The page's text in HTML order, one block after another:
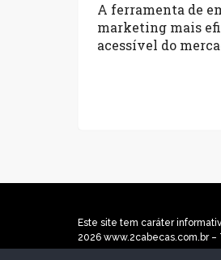
A ferramenta de
marketing mais
acessível do
Este site tem caráter
2026 www.2cabecas.com.br –